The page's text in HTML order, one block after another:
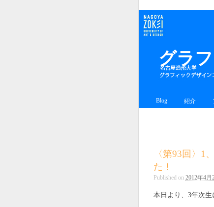
グラ
Blog 紹介
〈第93回〉1
た！
Published on 2012年4月
本日より、3年次生